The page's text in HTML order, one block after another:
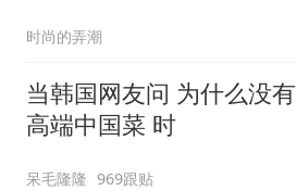
时尚的弄潮
当韩国网友问 为什么没有
高端中国菜 时
呆毛隆隆 969跟贴